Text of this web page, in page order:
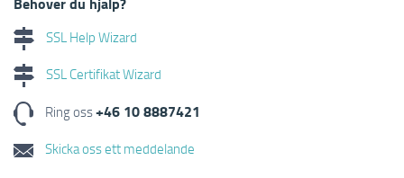
SSL Help Wizard
SSL Certifikat Wizard
Ring oss+46 10 8887421
Skicka oss ett meddelande